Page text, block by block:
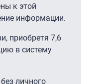
к этой
информации.
приобретя 7,6
в систему
личного